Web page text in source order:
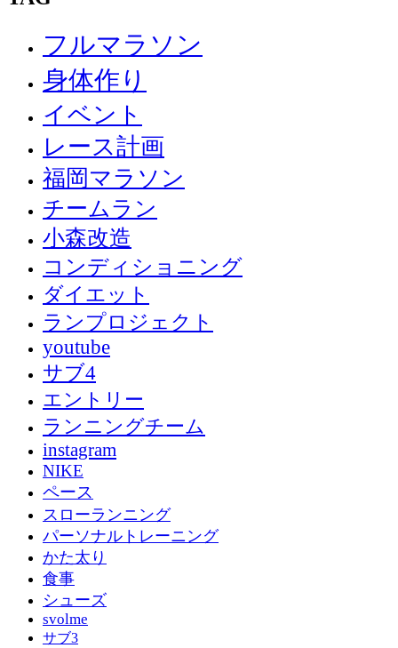
フルマラソン
身体作り
イベント
レース計画
福岡マラソン
チームラン
小森改造
コンディショニング
ダイエット
ランプロジェクト
youtube
サブ4
エントリー
ランニングチーム
instagram
NIKE
ペース
スローランニング
パーソナルトレーニング
かた太り
食事
シューズ
svolme
サブ3